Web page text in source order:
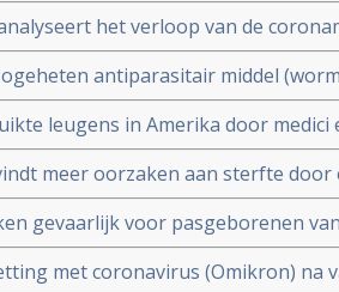
een lichte inspanning.
het verloop van de
antiparasitair middel
19 zeer goed te kunnen bestrijden.
effectiviteit.
leugens in Amerika door
rondom het corona virus en
meer oorzaken aan sterfte
en hart (myocarditis) bij
tegen coronavirus.
gevaarlijk voor pasgeborenen
tast immuniteit
voor stamceltransplantaties.
met coronavirus (Omikron) na